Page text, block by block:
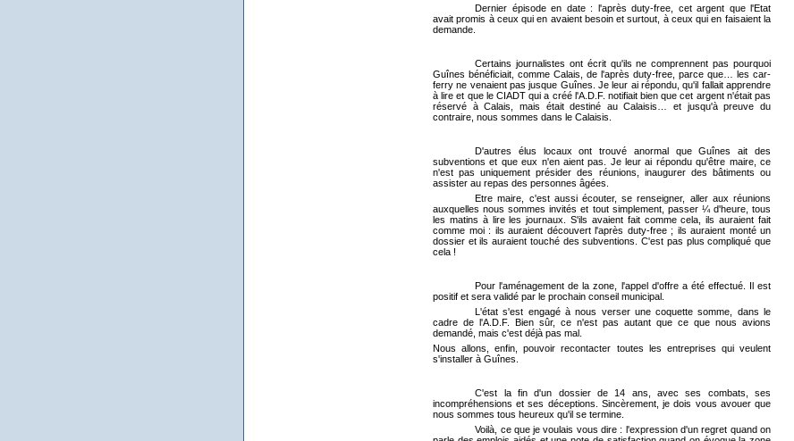
Dernier épisode en date : l'après duty-free, cet argent que l'Etat
avait promis à ceux qui en avaient besoin et surtout, à ceux qui en faisaient la
demande.
Certains journalistes ont écrit qu'ils ne comprennent pas pourquoi
Guînes bénéficiait, comme Calais, de l'après duty-free, parce que… les car-
ferry ne venaient pas jusque Guînes. Je leur ai répondu, qu'il fallait apprendre
à lire et que le CIADT qui a créé l'A.D.F. notifiait bien que cet argent n'était pas
réservé à Calais, mais était destiné au Calaisis… et jusqu'à preuve du
contraire, nous sommes dans le Calaisis.
D'autres élus locaux ont trouvé anormal que Guînes ait des
subventions et que eux n'en aient pas. Je leur ai répondu qu'être maire, ce
n'est pas uniquement présider des réunions, inaugurer des bâtiments ou
assister au repas des personnes âgées.
Etre maire, c'est aussi écouter, se renseigner, aller aux réunions
auxquelles nous sommes invités et tout simplement, passer ¼ d'heure, tous
les matins à lire les journaux. S'ils avaient fait comme cela, ils auraient fait
comme moi : ils auraient découvert l'après duty-free ; ils auraient monté un
dossier et ils auraient touché des subventions. C'est pas plus compliqué que
cela !
Pour l'aménagement de la zone, l'appel d'offre a été effectué. Il est
positif et sera validé par le prochain conseil municipal.
L'état s'est engagé à nous verser une coquette somme, dans le
cadre de l'A.D.F. Bien sûr, ce n'est pas autant que ce que nous avions
demandé, mais c'est déjà pas mal.
Nous allons, enfin, pouvoir recontacter toutes les entreprises qui veulent
s'installer à Guînes.
C'est la fin d'un dossier de 14 ans, avec ses combats, ses
incompréhensions et ses déceptions. Sincèrement, je dois vous avouer que
nous sommes tous heureux qu'il se termine.
Voilà, ce que je voulais vous dire : l'expression d'un regret quand on